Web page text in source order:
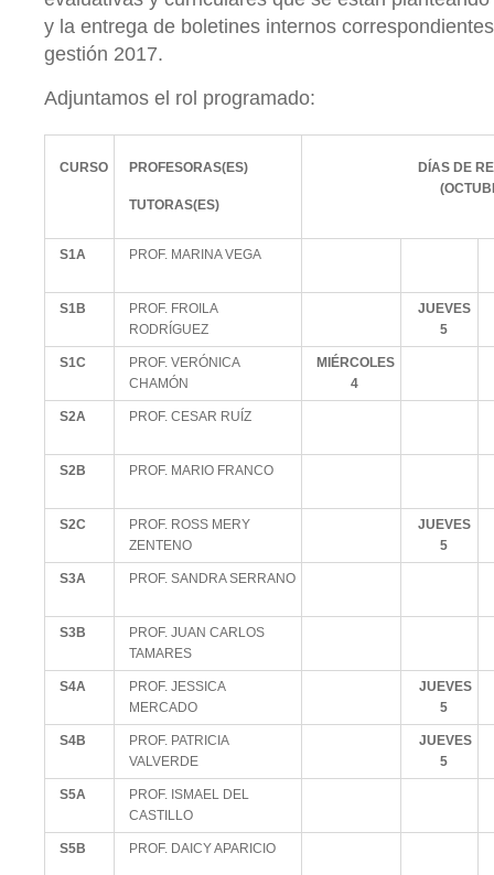
y la entrega de boletines internos
gestión 2017.
Adjuntamos el rol programado:
CURSO PROFESORAS(ES)
TUTORAS(ES)
DÍAS DE
S1A PROF. MARINA VEGA
S1B
PROF. FROILA
RODRÍGUEZ
JUEVES
5
S1C
PROF. VERÓNICA
CHAMÓN
MIÉRCOLES
4
S2A PROF. CESAR RUÍZ
S2B PROF. MARIO FRANCO
S2C
PROF. ROSS MERY
ZENTENO
JUEVES
5
S3A PROF. SANDRA SERRANO
S3B
PROF. JUAN CARLOS
TAMARES
S4A
PROF. JESSICA
MERCADO
JUEVES
5
S4B
PROF. PATRICIA
VALVERDE
JUEVES
5
S5A
PROF. ISMAEL DEL
CASTILLO
S5B PROF. DAICY APARICIO